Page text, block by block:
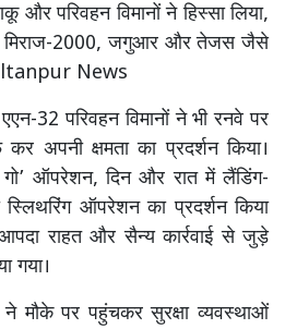
और परिवहन विमानों ने हिस्सा लिया,
मिराज-2000, जगुआर और तेजस जैसे
News
32 परिवहन विमानों ने भी रनवे पर
क्षमता का प्रदर्शन किया।
ऑपरेशन, दिन और रात में लैंडिंग-
ऑपरेशन का प्रदर्शन किया
राहत और सैन्य कार्रवाई से जुड़े
गया।
ने मौके पर पहुंचकर सुरक्षा व्यवस्थाओं